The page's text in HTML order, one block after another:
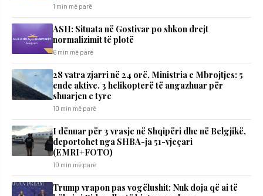
1 min më parë
ASH: Situata në Gostivar po shkon drejt
normalizimit të plotë
6 min më parë
28 vatra zjarri në 24 orë, Ministria e Mbrojtjes: 5
ende aktive. 3 helikopterë të angazhuar për
shuarjen e tyre
10 min më parë
I dënuar për 3 vrasje në Shqipëri dhe në Belgjikë,
deportohet nga SHBA-ja 51-vjeçari
(EMRI+FOTO)
10 min më parë
Trump vrapon pas vogëlushit: Nuk doja që ai të